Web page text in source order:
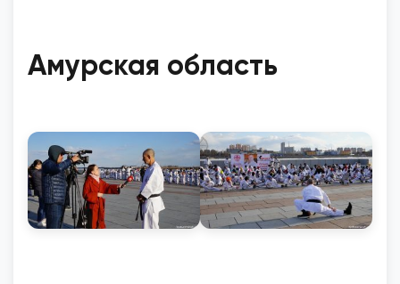
Амурская область